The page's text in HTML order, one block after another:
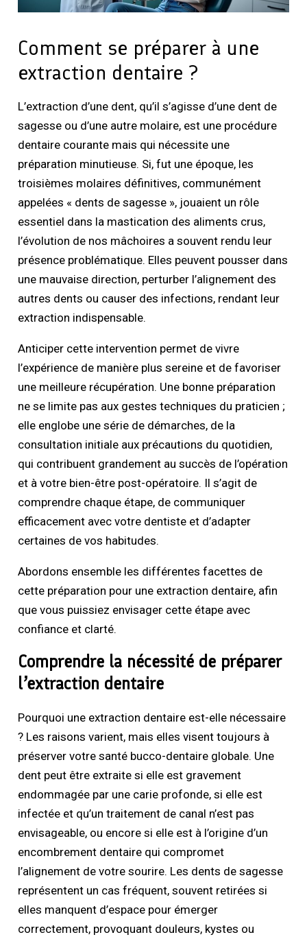
Comment se préparer à une
extraction dentaire ?
L’extraction d’une dent, qu’il s’agisse d’une dent de
sagesse ou d’une autre molaire, est une procédure
dentaire courante mais qui nécessite une
préparation minutieuse. Si, fut une époque, les
troisièmes molaires définitives, communément
appelées « dents de sagesse », jouaient un rôle
essentiel dans la mastication des aliments crus,
l’évolution de nos mâchoires a souvent rendu leur
présence problématique. Elles peuvent pousser dans
une mauvaise direction, perturber l’alignement des
autres dents ou causer des infections, rendant leur
extraction indispensable.
Anticiper cette intervention permet de vivre
l’expérience de manière plus sereine et de favoriser
une meilleure récupération. Une bonne préparation
ne se limite pas aux gestes techniques du praticien ;
elle englobe une série de démarches, de la
consultation initiale aux précautions du quotidien,
qui contribuent grandement au succès de l’opération
et à votre bien-être post-opératoire. Il s’agit de
comprendre chaque étape, de communiquer
efficacement avec votre dentiste et d’adapter
certaines de vos habitudes.
Abordons ensemble les différentes facettes de
cette préparation pour une extraction dentaire, afin
que vous puissiez envisager cette étape avec
confiance et clarté.
Comprendre la nécessité de préparer
l’extraction dentaire
Pourquoi une extraction dentaire est-elle nécessaire
? Les raisons varient, mais elles visent toujours à
préserver votre santé bucco-dentaire globale. Une
dent peut être extraite si elle est gravement
endommagée par une carie profonde, si elle est
infectée et qu’un traitement de canal n’est pas
envisageable, ou encore si elle est à l’origine d’un
encombrement dentaire qui compromet
l’alignement de votre sourire. Les dents de sagesse
représentent un cas fréquent, souvent retirées si
elles manquent d’espace pour émerger
correctement, provoquant douleurs, kystes ou